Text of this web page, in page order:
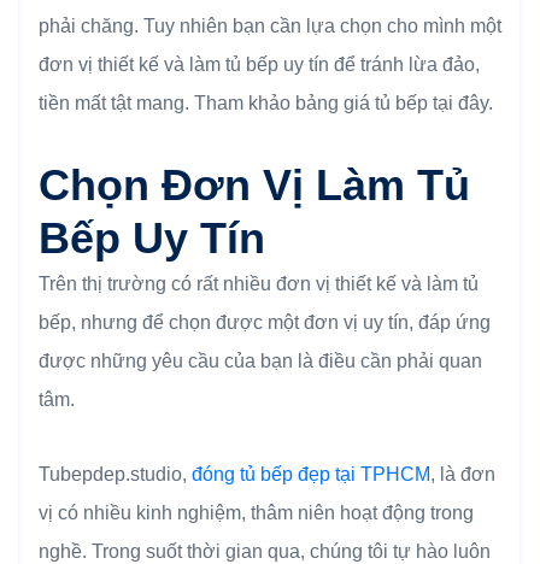
phải chăng. Tuy nhiên bạn cần lựa chọn cho mình một
đơn vị thiết kế và làm tủ bếp uy tín để tránh lừa đảo,
tiền mất tật mang. Tham khảo bảng giá tủ bếp tại đây.
Chọn Đơn Vị Làm Tủ
Bếp Uy Tín
Trên thị trường có rất nhiều đơn vị thiết kế và làm tủ
bếp, nhưng để chọn được một đơn vị uy tín, đáp ứng
được những yêu cầu của bạn là điều cần phải quan
tâm.
Tubepdep.studio, đóng tủ bếp đẹp tại TPHCM, là đơn
vị có nhiều kinh nghiệm, thâm niên hoạt động trong
nghề. Trong suốt thời gian qua, chúng tôi tự hào luôn